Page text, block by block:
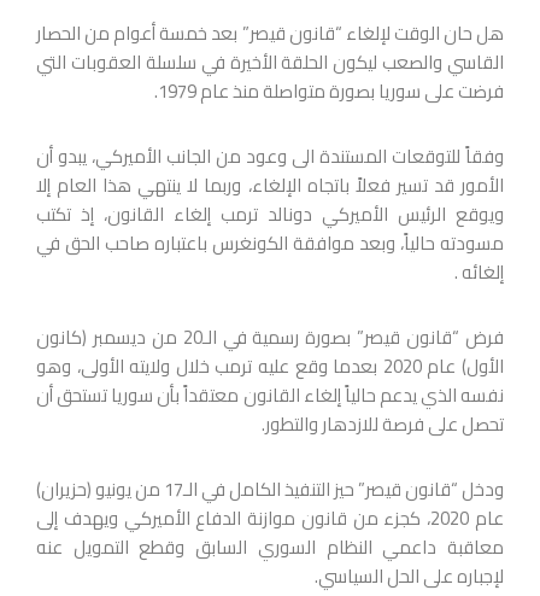
هل حان الوقت لإلغاء “قانون قيصر” بعد خمسة أعوام من الحصار
القاسي والصعب ليكون الحلقة الأخيرة في سلسلة العقوبات التي
فرضت على سوريا بصورة متواصلة منذ عام 1979.
وفقاً للتوقعات المستندة الى وعود من الجانب الأميركي، يبدو أن
الأمور قد تسير فعلاً باتجاه الإلغاء، وربما لا ينتهي هذا العام إلا
ويوقع الرئيس الأميركي دونالد ترمب إلغاء القانون، إذ تكتب
مسودته حالياً، وبعد موافقة الكونغرس باعتباره صاحب الحق في
إلغائه .
فرض “قانون قيصر” بصورة رسمية في الـ20 من ديسمبر (كانون
الأول) عام 2020 بعدما وقع عليه ترمب خلال ولايته الأولى، وهو
نفسه الذي يدعم حالياً إلغاء القانون معتقداً بأن سوريا تستحق أن
تحصل على فرصة للازدهار والتطور.
ودخل “قانون قيصر” حيز التنفيذ الكامل في الـ17 من يونيو (حزيران)
عام 2020، كجزء من قانون موازنة الدفاع الأميركي ويهدف إلى
معاقبة داعمي النظام السوري السابق وقطع التمويل عنه
لإجباره على الحل السياسي.